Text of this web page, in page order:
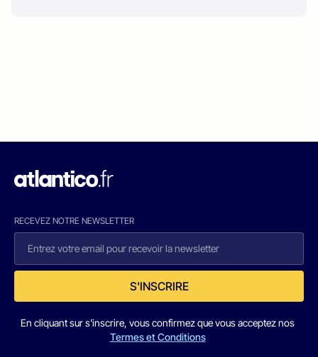
RECEVEZ NOTRE NEWSLETTER
S'INSCRIRE
En cliquant sur s'inscrire, vous confirmez que vous acceptez nos
Termes et Conditions